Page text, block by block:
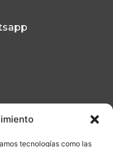
tecnologías como las